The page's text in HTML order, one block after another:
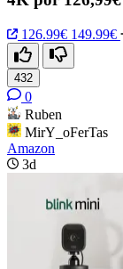
126.99€ 149.99€
432
0
Ruben
MirY_oFerTas
Amazon
3d